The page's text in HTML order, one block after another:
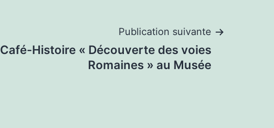
Publication suivante
Café-Histoire « Découverte des voies
Romaines » au Musée